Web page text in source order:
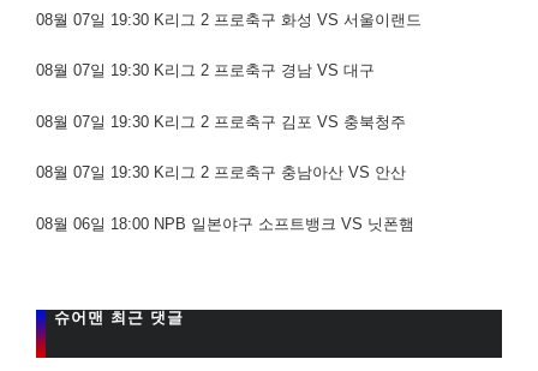
08월 07일 19:30 K리그 2 프로축구 화성 VS 서울이랜드
08월 07일 19:30 K리그 2 프로축구 경남 VS 대구
08월 07일 19:30 K리그 2 프로축구 김포 VS 충북청주
08월 07일 19:30 K리그 2 프로축구 충남아산 VS 안산
08월 06일 18:00 NPB 일본야구 소프트뱅크 VS 닛폰햄
슈어맨 최근 댓글